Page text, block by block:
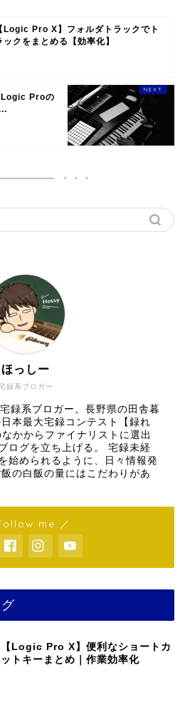
【Logic Pro X】フォルダトラックでト
ックをまとめる【効率化】
Logic Proの
録系ブロガー
ほっしー
録系ブロガー。長野県の田舎暮
本最大宅録コンテスト【録れ
かからファイナリストに選出
ログを立ち上げる。 宅録未経
始められるように、日々情報発
の白飯の量にはこだわりがあ
me ／
【Logic Pro X】便利なショートカ
ットキーまとめ｜作業効率化